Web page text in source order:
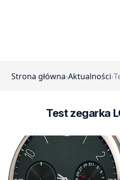
Strona główna›Aktualności›
Test zegarka